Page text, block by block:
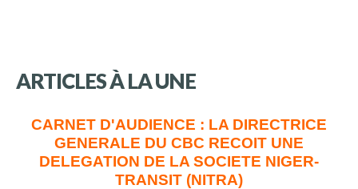
ARTICLESÀLAUNE
CARNET D'AUDIENCE : LA DIRECTRICE
GENERALE DU CBC RECOIT UNE
DELEGATION DE LA SOCIETE NIGER-
TRANSIT (NITRA)